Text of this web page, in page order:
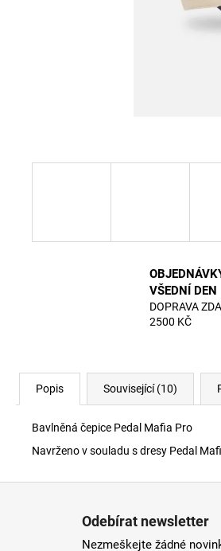
VŠEDNÍ DEN
DOPRAVA
2500 KČ
Popis Související (10)
Bavlněná čepice Pedal Mafia Pro
Navrženo v souladu s dresy Pedal
Odebírat newsletter
Nezmeškejte žádné